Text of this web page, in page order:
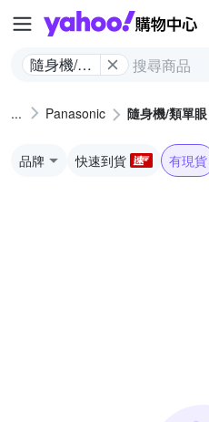
隨身機/類
Panasonic 隨身機/類單眼
品牌 快速到貨 有現貨